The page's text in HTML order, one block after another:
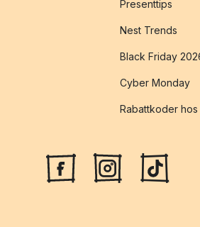
Presenttips
Nest Trends
Black Friday
Cyber Monday
Rabattkoder